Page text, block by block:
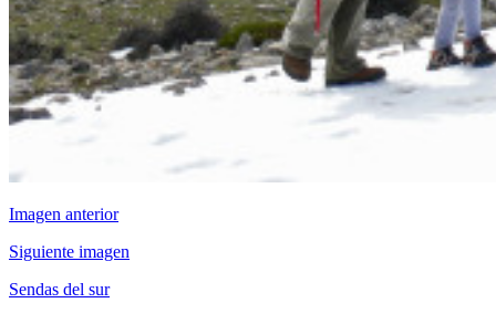
Imagen anterior
Siguiente imagen
Sendas del sur